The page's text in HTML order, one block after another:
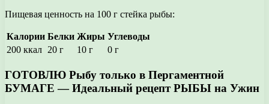
Пищевая ценность на 100 г стейка рыбы:
Калории Белки Жиры Углеводы
200 ккал 20 г 10 г 0 г
ГОТОВЛЮ Рыбу только в Пергаментной
БУМАГЕ — Идеальный рецепт РЫБЫ на Ужин